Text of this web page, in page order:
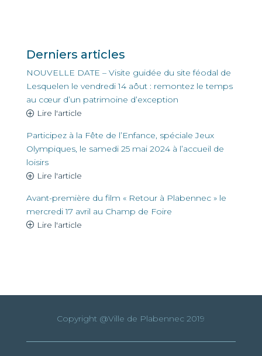
Derniers articles
NOUVELLE DATE – Visite guidée du site féodal de
Lesquelen le vendredi 14 aôut : remontez le temps
au cœur d’un patrimoine d’exception
Lire l'article
Participez à la Fête de l’Enfance, spéciale Jeux
Olympiques, le samedi 25 mai 2024 à l’accueil de
loisirs
Lire l'article
Avant-première du film « Retour à Plabennec » le
mercredi 17 avril au Champ de Foire
Lire l'article
Copyright @Ville de Plabennec 2019